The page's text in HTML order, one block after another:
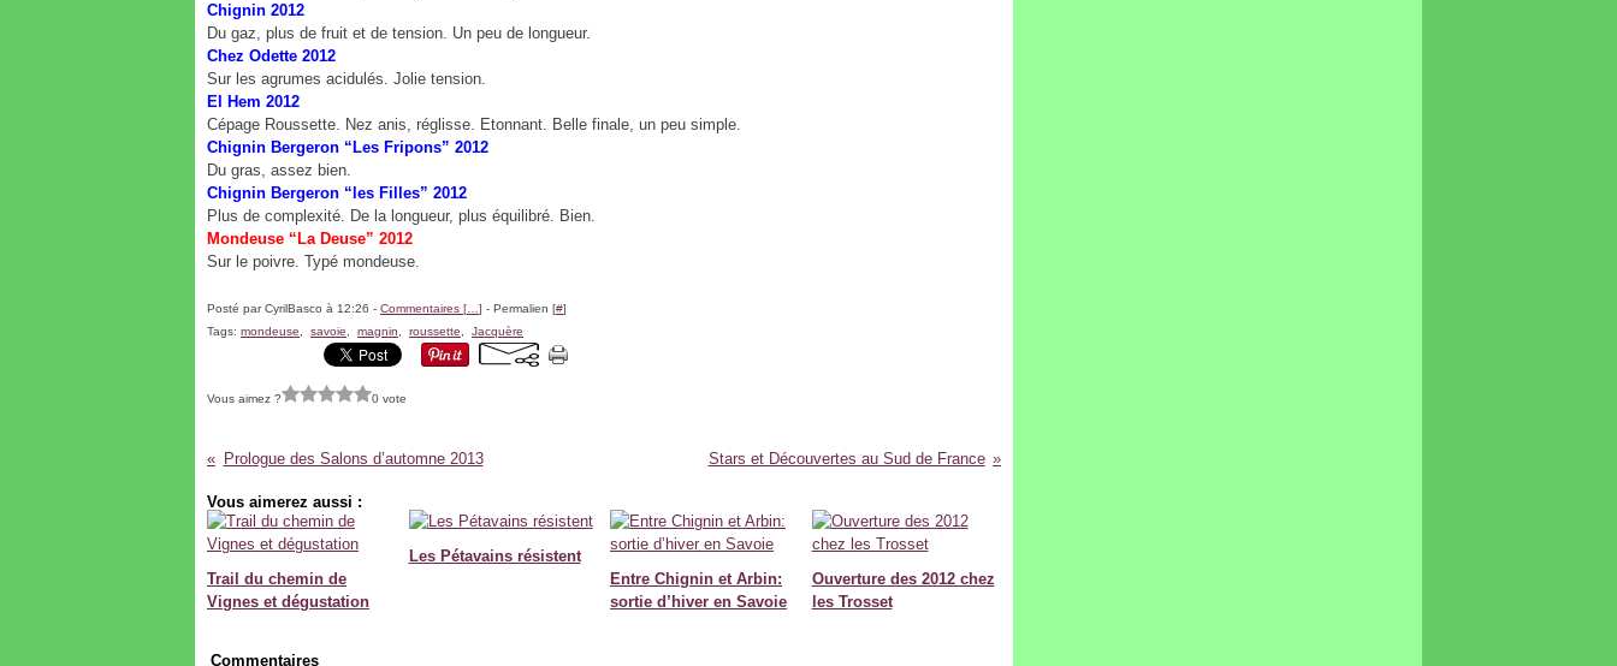
Chignin 2012
Du gaz, plus de fruit et de tension. Un peu de longueur.
Chez Odette 2012
Sur les agrumes acidulés. Jolie tension.
El Hem 2012
Cépage Roussette. Nez anis, réglisse. Etonnant. Belle finale, un peu simple.
Chignin Bergeron “Les Fripons” 2012
Du gras, assez bien.
Chignin Bergeron “les Filles” 2012
Plus de complexité. De la longueur, plus équilibré. Bien.
Mondeuse “La Deuse” 2012
Sur le poivre. Typé mondeuse.
Posté par CyrilBasco à 12:26 - Commentaires [ ] - Permalien [#]
Tags: mondeuse savoie magnin roussette Jacquère
Vous aimez ? 0 vote
Prologue des Salons d’automne 2013 Stars et Découvertes au Sud de France
Vous aimerez aussi :
Trail du chemin de
Vignes et dégustation
Les Pétavains résistent
Entre Chignin et Arbin:
sortie d’hiver en Savoie
Ouverture des 2012 chez
les Trosset
Commentaires